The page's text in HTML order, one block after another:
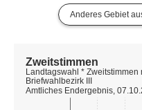
Anderes Gebiet
Zweitstimmen
Landtagswahl *
Briefwahlbezirk III
Amtliches Endergebnis,